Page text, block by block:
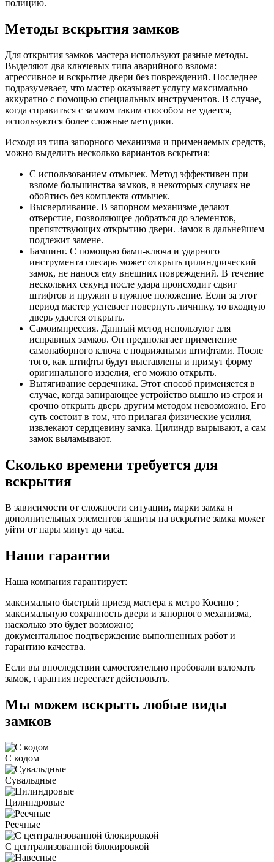
полицию.
Методы вскрытия замков
Для открытия замков мастера используют разные методы.
Выделяют два ключевых типа аварийного взлома:
агрессивное и вскрытие двери без повреждений. Последнее
подразумевает, что мастер оказывает услугу максимально
аккуратно с помощью специальных инструментов. В случае,
когда справиться с замком таким способом не удается,
используются более сложные методики.
Исходя из типа запорного механизма и применяемых средств,
можно выделить несколько вариантов вскрытия:
С использованием отмычек. Метод эффективен при
взломе большинства замков, в некоторых случаях не
обойтись без комплекта отмычек.
Высверливание. В запорном механизме делают
отверстие, позволяющее добраться до элементов,
препятствующих открытию двери. Замок в дальнейшем
подлежит замене.
Бампинг. С помощью бамп-ключа и ударного
инструмента слесарь может открыть цилиндрический
замок, не нанося ему внешних повреждений. В течение
нескольких секунд после удара происходит сдвиг
штифтов и пружин в нужное положение. Если за этот
период мастер успевает повернуть личинку, то входную
дверь удастся открыть.
Самоимпрессия. Данный метод используют для
исправных замков. Он предполагает применение
самонаборного ключа с подвижными штифтами. После
того, как штифты будут выставлены и примут форму
оригинального изделия, его можно открыть.
Вытягивание сердечника. Этот способ применяется в
случае, когда запирающее устройство вышло из строя и
срочно открыть дверь другим методом невозможно. Его
суть состоит в том, что прилагая физические усилия,
извлекают сердцевину замка. Цилиндр вырывают, а сам
замок выламывают.
Сколько времени требуется для
вскрытия
В зависимости от сложности ситуации, марки замка и
дополнительных элементов защиты на вскрытие замка может
уйти от пары минут до часа.
Наши гарантии
Наша компания гарантирует:
максимально быстрый приезд мастера к метро Косино ;
максимальную сохранность двери и запорного механизма,
насколько это будет возможно;
документальное подтверждение выполненных работ и
гарантию качества.
Если вы впоследствии самостоятельно пробовали взломать
замок, гарантия перестает действовать.
Мы можем вскрыть любые виды
замков
С кодом
Сувальдные
Цилиндровые
Реечные
С централизованной блокировкой